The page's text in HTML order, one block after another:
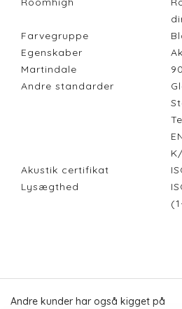
Farvegruppe
Egenskaber
Martindale
Andre standarder
Akustik certifikat
Lysægthed
Andre kunder har også kigget på